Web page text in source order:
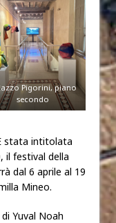
Pigorini, piano
secondo
stata intitolata
il festival della
dal 6 aprile al 19
Mineo.
Yuval Noah